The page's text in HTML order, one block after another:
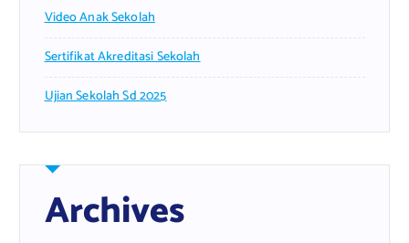
Video Anak Sekolah
Sertifikat Akreditasi Sekolah
Ujian Sekolah Sd 2025
Archives